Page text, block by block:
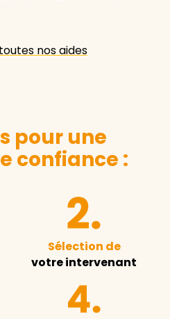
nos aides
pour une
confiance :
Sélection de
votre intervenant